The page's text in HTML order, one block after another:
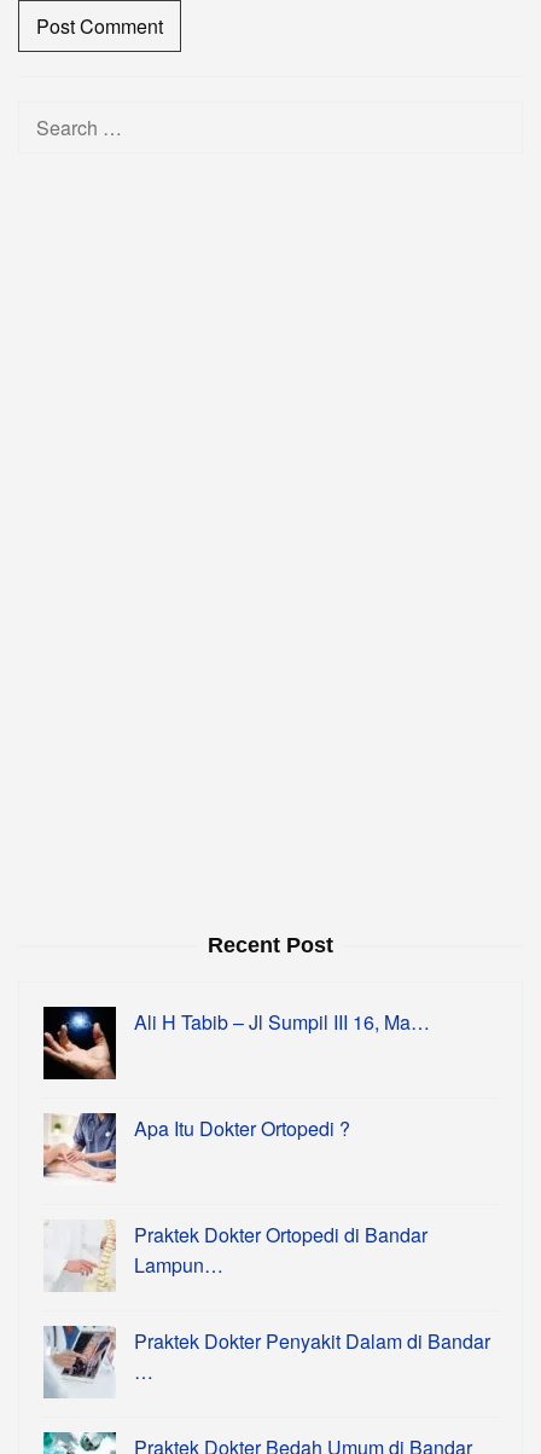
Search
Recent Post
Ali H Tabib – Jl Sumpil III 16, Ma…
Apa Itu Dokter Ortopedi ?
Praktek Dokter Ortopedi di Bandar
Lampun…
Praktek Dokter Penyakit Dalam di Bandar
…
Praktek Dokter Bedah Umum di Bandar